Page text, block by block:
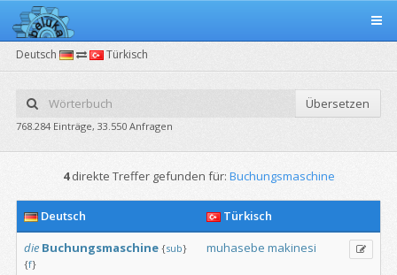
Deutsch Türkisch
Übersetzen
768.284 Einträge, 33.550 Anfragen
4direkte Treffer gefunden für: Buchungsmaschine
Deutsch
Türkisch
die Buchungsmaschine {sub}
{f}
muhasebe makinesi